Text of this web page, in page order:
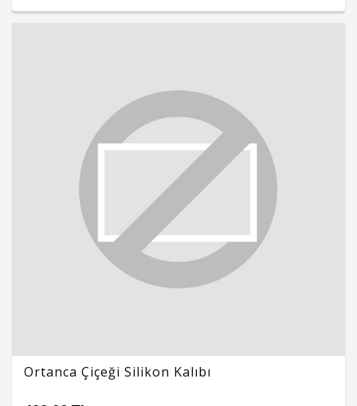
Ortanca Çiçeği Silikon Kalıbı